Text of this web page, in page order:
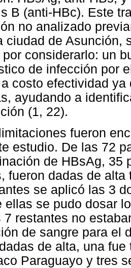
B (anti-HBc). Este
no analizado
ciudad de Asunción,
por considerarlo: un
de infección por
costo efectividad
ayudando a
(1, 22).
fueron
estudio. De las 72
de HBsAg, 35
fueron dadas de
se aplicó las 3
ellas se pudo dosar
7 restantes no
de sangre para el
de alta, una
Paraguayo y tres